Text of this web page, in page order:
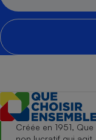
Créée en 1951,